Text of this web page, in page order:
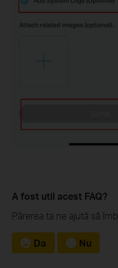
A fost util acest FAQ?
Părerea ta ne ajută să
Da Nu